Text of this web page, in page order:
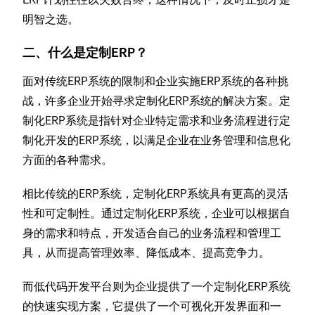
明智之选。
二、什么是定制ERP？
面对传统ERP系统的限制和企业实施ERP系统的各种挑
战，许多企业开始寻求定制化ERP系统的解决方案。定
制化ERP系统是指针对企业特定需求和业务流程进行定
制化开发的ERP系统，以满足企业在业务管理和信息化
方面的各种需求。
相比传统的ERP系统，定制化ERP系统具有更高的灵活
性和可定制性。通过定制化ERP系统，企业可以根据自
身的需求和特点，开发适合自己的业务流程和管理工
具，从而提高管理效率、降低成本、提高竞争力。
而低代码开发平台则为企业提供了一个定制化ERP系统
的快速实现方案，它提供了一个可视化开发界面和一